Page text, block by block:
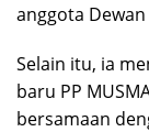
anggota Dewan
Selain itu, ia
baru PP
bersamaan